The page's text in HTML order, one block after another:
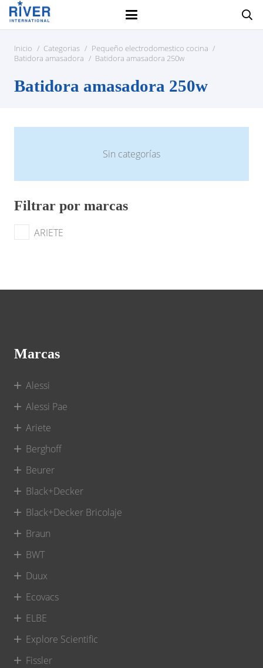
Inicio / Categorias / Pequeño electrodomestico cocina /
Batidora amasadora / Batidora amasadora 250w
Batidora amasadora 250w
Sin categorías
Filtrar por marcas
ARIETE
Marcas
Alessi
Alessi Pae
Ariete
Berghoff
Beurer
Black+Decker
Black+Decker Bricolaje
Braun
BWT
Duux
Ecovacs
ELBE
Explore Scientific
Fissler